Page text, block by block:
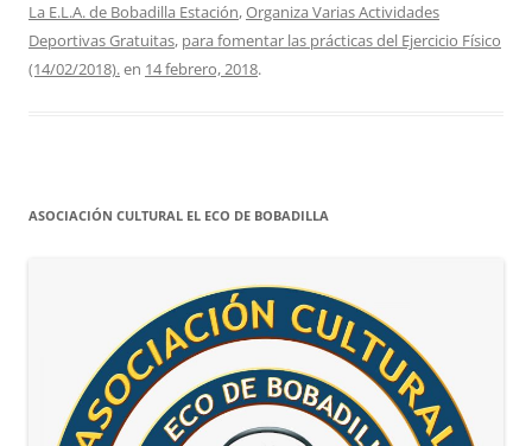
La E.L.A. de Bobadilla Estación,Organiza Varias Actividades
Deportivas Gratuitas, para fomentar las prácticas del Ejercicio Físico
(14/02/2018).en 14 febrero, 2018.
ASOCIACIÓN CULTURAL EL ECO DE BOBADILLA